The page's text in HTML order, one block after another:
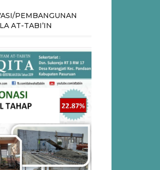
PEMBANGUNAN
AT-TABI’IN